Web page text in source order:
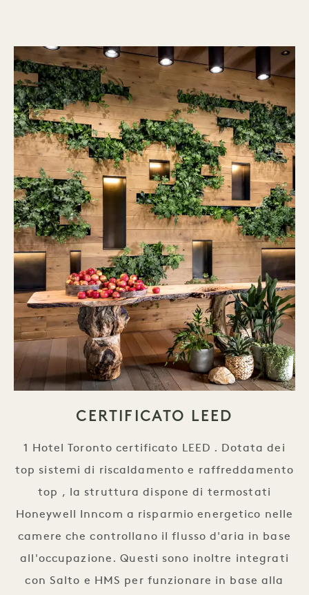
CERTIFICATO LEED
1 Hotel Toronto certificato LEED . Dotata dei
top sistemi di riscaldamento e raffreddamento
top , la struttura dispone di termostati
Honeywell Inncom a risparmio energetico nelle
camere che controllano il flusso d'aria in base
all'occupazione. Questi sono inoltre integrati
con Salto e HMS per funzionare in base alla